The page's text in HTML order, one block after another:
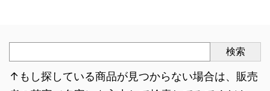
検索
↑もし探している商品が見つからない場合は、販売